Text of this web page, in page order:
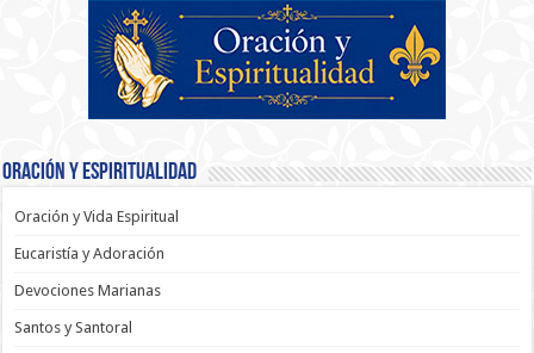
Oración y Espiritualidad
Oración y Vida Espiritual
Eucaristía y Adoración
Devociones Marianas
Santos y Santoral